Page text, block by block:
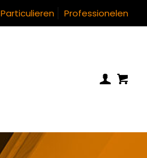
Particulieren Professionelen